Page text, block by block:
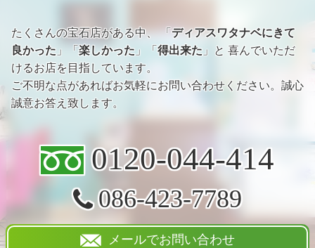
たくさんの宝石店がある中、 「ディアスワタナベにきて
良かった」「楽しかった 」「得出来た 」と 喜んでいただ
けるお店を目指しています。
ご不明な点があればお気軽にお問い合わせください。誠心
誠意お答え致します。
0120-044-414
086-423-7789
メールでお問い合わせ